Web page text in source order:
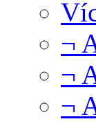
¬
¬
¬